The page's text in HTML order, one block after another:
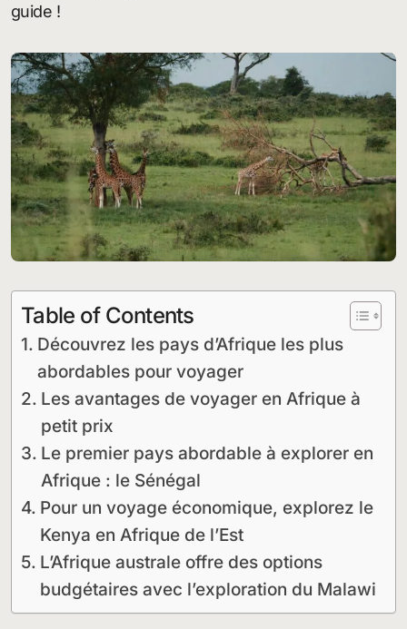
guide !
Table of Contents
Découvrez les pays d’Afrique les plus
abordables pour voyager
Les avantages de voyager en Afrique à
petit prix
Le premier pays abordable à explorer en
Afrique : le Sénégal
Pour un voyage économique, explorez le
Kenya en Afrique de l’Est
L’Afrique australe offre des options
budgétaires avec l’exploration du Malawi